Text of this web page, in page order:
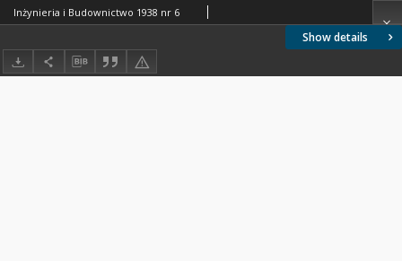
Show details
Inżynieria i Budownictwo 1938 nr 6